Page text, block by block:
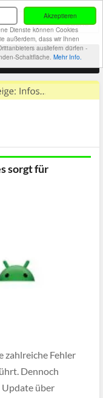
Akzeptieren
Dienste können Cookies
außerdem, dass wir Ihnen
ausliefern dürfen -
Schaltfläche. Mehr Info.
sorgt für
zahlreiche Fehler
Dennoch
Update über